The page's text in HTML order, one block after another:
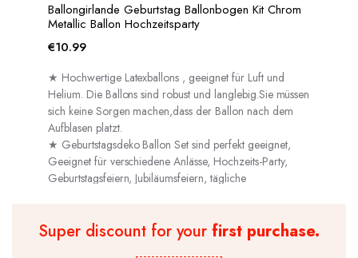
Ballongirlande Geburtstag Ballonbogen Kit Chrom
Metallic Ballon Hochzeitsparty
€10.99
★ Hochwertige Latexballons , geeignet für Luft und
Helium. Die Ballons sind robust und langlebig.Sie müssen
sich keine Sorgen machen,dass der Ballon nach dem
Aufblasen platzt.
★ Geburtstagsdeko Ballon Set sind perfekt geeignet,
Geeignet für verschiedene Anlässe, Hochzeits-Party,
Geburtstagsfeiern, Jubiläumsfeiern, tägliche
Super discount for yourfirst purchase.